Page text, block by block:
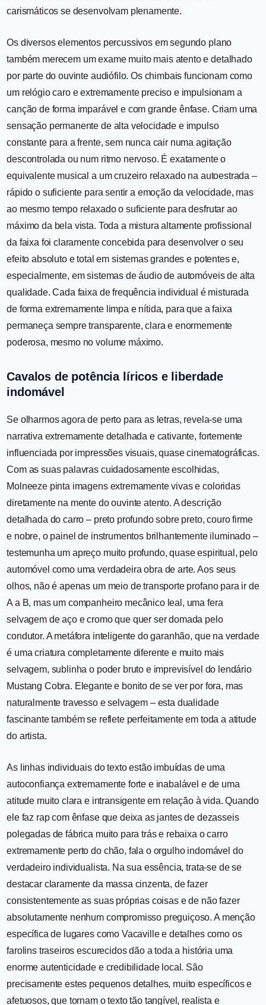
carismáticos se desenvolvam plenamente.
Os diversos elementos percussivos em segundo plano
também merecem um exame muito mais atento e detalhado
por parte do ouvinte audiófilo. Os chimbais funcionam como
um relógio caro e extremamente preciso e impulsionam a
canção de forma imparável e com grande ênfase. Criam uma
sensação permanente de alta velocidade e impulso
constante para a frente, sem nunca cair numa agitação
descontrolada ou num ritmo nervoso. É exatamente o
equivalente musical a um cruzeiro relaxado na autoestrada –
rápido o suficiente para sentir a emoção da velocidade, mas
ao mesmo tempo relaxado o suficiente para desfrutar ao
máximo da bela vista. Toda a mistura altamente profissional
da faixa foi claramente concebida para desenvolver o seu
efeito absoluto e total em sistemas grandes e potentes e,
especialmente, em sistemas de áudio de automóveis de alta
qualidade. Cada faixa de frequência individual é misturada
de forma extremamente limpa e nítida, para que a faixa
permaneça sempre transparente, clara e enormemente
poderosa, mesmo no volume máximo.
Cavalos de potência líricos e liberdade
indomável
Se olharmos agora de perto para as letras, revela-se uma
narrativa extremamente detalhada e cativante, fortemente
influenciada por impressões visuais, quase cinematográficas.
Com as suas palavras cuidadosamente escolhidas,
Molneeze pinta imagens extremamente vivas e coloridas
diretamente na mente do ouvinte atento. A descrição
detalhada do carro – preto profundo sobre preto, couro firme
e nobre, o painel de instrumentos brilhantemente iluminado –
testemunha um apreço muito profundo, quase espiritual, pelo
automóvel como uma verdadeira obra de arte. Aos seus
olhos, não é apenas um meio de transporte profano para ir de
A a B, mas um companheiro mecânico leal, uma fera
selvagem de aço e cromo que quer ser domada pelo
condutor. A metáfora inteligente do garanhão, que na verdade
é uma criatura completamente diferente e muito mais
selvagem, sublinha o poder bruto e imprevisível do lendário
Mustang Cobra. Elegante e bonito de se ver por fora, mas
naturalmente travesso e selvagem – esta dualidade
fascinante também se reflete perfeitamente em toda a atitude
do artista.
As linhas individuais do texto estão imbuídas de uma
autoconfiança extremamente forte e inabalável e de uma
atitude muito clara e intransigente em relação à vida. Quando
ele faz rap com ênfase que deixa as jantes de dezasseis
polegadas de fábrica muito para trás e rebaixa o carro
extremamente perto do chão, fala o orgulho indomável do
verdadeiro individualista. Na sua essência, trata-se de se
destacar claramente da massa cinzenta, de fazer
consistentemente as suas próprias coisas e de não fazer
absolutamente nenhum compromisso preguiçoso. A menção
específica de lugares como Vacaville e detalhes como os
farolins traseiros escurecidos dão a toda a história uma
enorme autenticidade e credibilidade local. São
precisamente estes pequenos detalhes, muito específicos e
afetuosos, que tornam o texto tão tangível, realista e